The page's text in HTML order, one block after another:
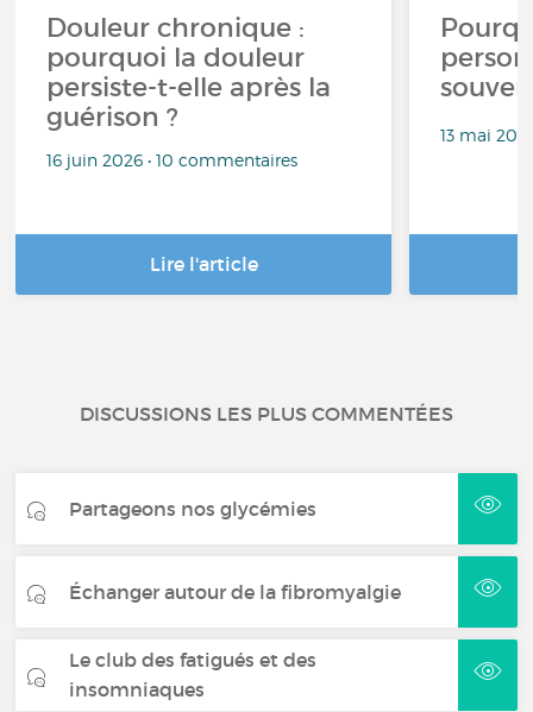
Douleur chronique :
pourquoi la douleur
persiste-t-elle après la
guérison ?
16 juin 2026 • 10 commentaires
Lire l'article
13 mai
DISCUSSIONS LES PLUS COMMENTÉES
Partageons nos glycémies
Échanger autour de la fibromyalgie
Le club des fatigués et des
insomniaques